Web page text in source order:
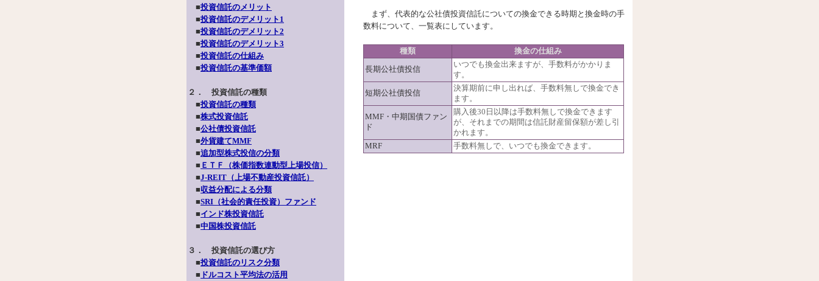
■投資信託のメリット
■投資信託のデメリット1
■投資信託のデメリット2
■投資信託のデメリット3
■投資信託の仕組み
■投資信託の基準価額
２． 投資信託の種類
■投資信託の種類
■株式投資信託
■公社債投資信託
■外貨建てMMF
■追加型株式投信の分類
■ ＥＴＦ（株価指数連動型上場投信）
■J-REIT（上場不動産投資信託）
■収益分配による分類
■SRI（社会的責任投資）ファンド
■インド株投資信託
■中国株投資信託
３． 投資信託の選び方
■投資信託のリスク分類
■ ドルコスト平均法の活用
まず、代表的な公社債投資信託についての換金できる時期と換金時の手
数料について、一覧表にしています。
種類 換金の仕組み
長期公社債投信
いつでも換金出来ますが、手数料がかかりま
す。
短期公社債投信
決算期前に申し出れば、手数料無しで換金でき
ます。
MMF・中期国債ファン
ド
購入後30日以降は手数料無しで換金できます
が、それまでの期間は信託財産留保額が差し引
かれます。
MRF
手数料無しで、いつでも換金できます。